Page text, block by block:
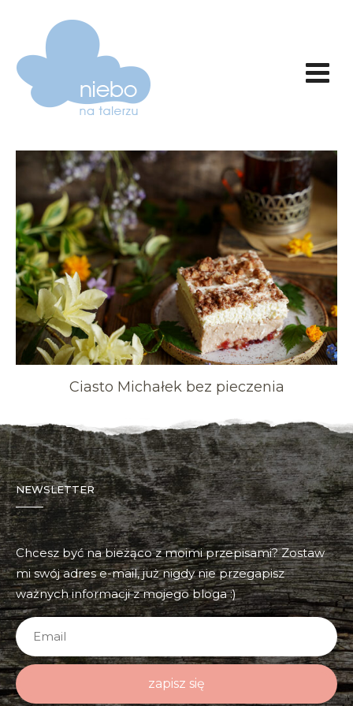
Ciasto Michałek bez pieczenia
NEWSLETTER
Chcesz być na bieżąco z moimi przepisami? Zostaw
mi swój adres e-mail, już nigdy nie przegapisz
ważnych informacji z mojego bloga :)
zapisz się